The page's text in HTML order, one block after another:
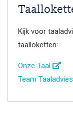
Kijk voor
taalloketten:
Onze Taal
Team Taaladvies